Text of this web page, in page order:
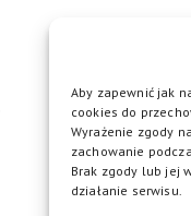
Aby zapewnić jak
cookies do
Wyrażenie zgody
zachowanie
Brak zgody lub jej
działanie serwisu.